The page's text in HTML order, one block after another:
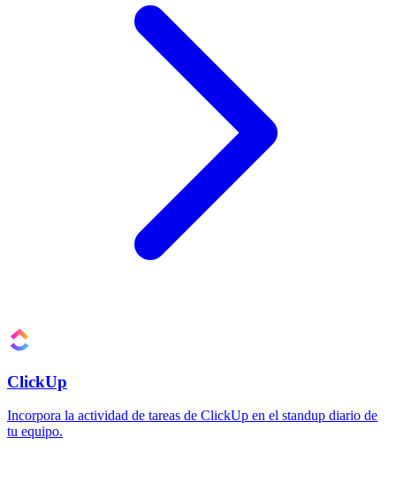
ClickUp
Incorpora la actividad de tareas de ClickUp en el standup diario de
tu equipo.